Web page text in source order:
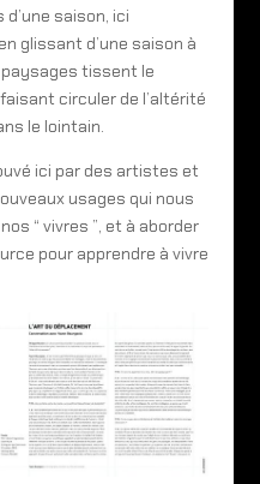
saison, ici
glissant d’une saison à
paysages tissent le
circuler de l’altérité
le lointain.
ici par des artistes et
usages qui nous
“ vivres ”, et à aborder
pour apprendre à vivre